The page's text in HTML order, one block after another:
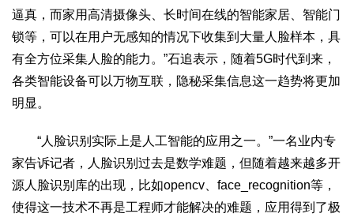
逼真，而家用高清摄像头、长时间在线的智能家居、智能门
锁等，可以在用户无感知的情况下收集到大量人脸样本，具
有全方位采集人脸的能力。”石追表示，随着5G时代到来，
各类智能设备可以万物互联，隐秘采集信息这一趋势将更加
明显。
“人脸识别实际上是人工智能的应用之一。”一名业内专
家告诉记者，人脸识别过去是数学难题，但随着越来越多开
源人脸识别库的出现，比如opencv、face_recognition等，
使得这一技术不再是工程师才能解决的难题，应用得到了极